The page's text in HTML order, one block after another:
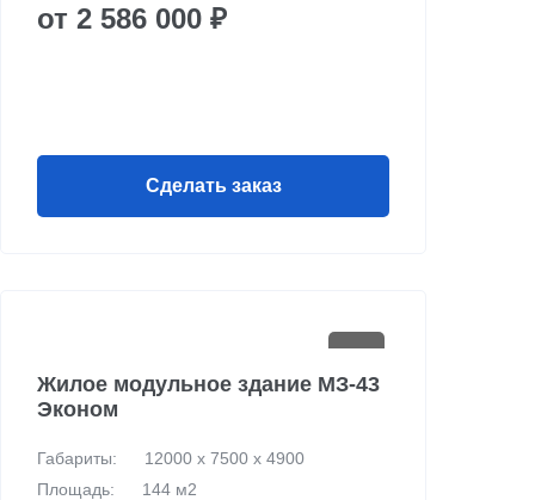
от 2 586 000 ₽
Сделать заказ
Жилое модульное здание МЗ-43
Эконом
Габариты:
12000 х 7500 х 4900
Площадь:
144 м2